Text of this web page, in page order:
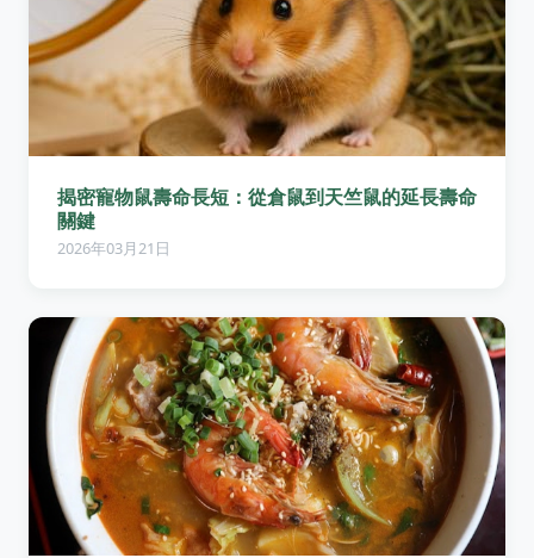
揭密寵物鼠壽命長短：從倉鼠到天竺鼠的延長壽命
關鍵
2026年03月21日